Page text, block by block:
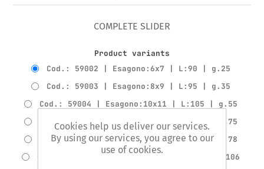
COMPLETE SLIDER
Product variants
Cod.: 59002 | Esagono:6x7 | L:90 | g.25
Cod.: 59003 | Esagono:8x9 | L:95 | g.35
Cod.: 59004 | Esagono:10x11 | L:105 | g.55
Cod.: 59005 | Esagono:12x13 | L:110 | g.75
Cod.: 59006 | Esagono:14x15 | L:115 | g.78
Cod.: 59007 | Esagono:16x17 | L:125 | g.106
Cookies help us deliver our services.
By using our services, you agree to our
use of cookies.